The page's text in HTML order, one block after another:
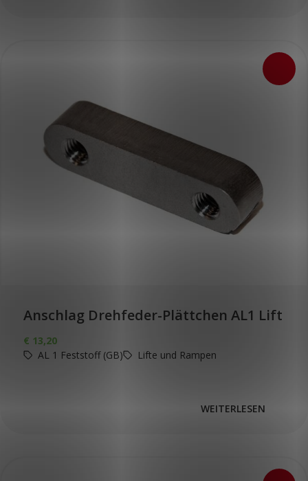
Anschlag Drehfeder-Plättchen AL1 Lift
€ 13,20
AL 1 Feststoff (GB)
Lifte und Rampen
WEITERLESEN